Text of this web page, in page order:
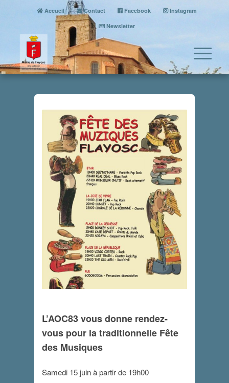
Accueil Contact Facebook
Instagram
Newsletter
Fête des
Musiques 2024
L’AOC83 vous donne rendez-
vous pour la traditionnelle Fête
des Musiques
Samedi 15 juin à partir de 19h00